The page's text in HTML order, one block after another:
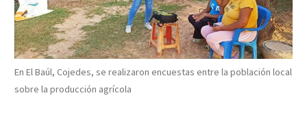
En El Baúl, Cojedes, se realizaron encuestas entre la población local
sobre la producción agrícola